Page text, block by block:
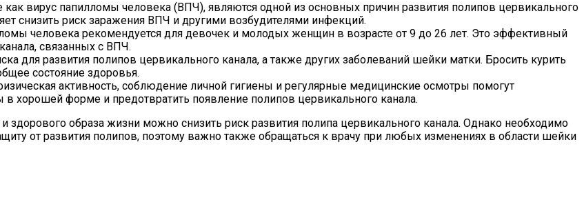
вирус папилломы человека (ВПЧ), являются одной из основных причин развития полипов цервикального
снизить риск заражения ВПЧ и другими возбудителями инфекций.
человека рекомендуется для девочек и молодых женщин в возрасте от 9 до 26 лет. Это эффективный
связанных с ВПЧ.
для развития полипов цервикального канала, а также других заболеваний шейки матки. Бросить курить
состояние здоровья.
активность, соблюдение личной гигиены и регулярные медицинские осмотры помогут
хорошей форме и предотвратить появление полипов цервикального канала.
образа жизни можно снизить риск развития полипа цервикального канала. Однако необходимо
от развития полипов, поэтому важно также обращаться к врачу при любых изменениях в области шейки